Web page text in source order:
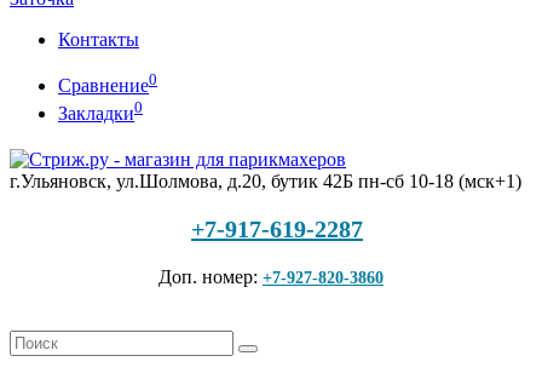
Контакты
Сравнение0
Закладки0
г.Ульяновск, ул.Шолмова, д.20, бутик 42Б пн-сб 10-18 (мск+1)
+7-917-619-2287
Доп. номер: +7-927-820-3860